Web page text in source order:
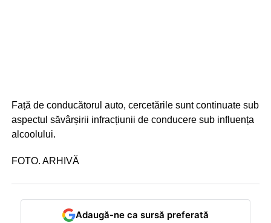
Față de conducătorul auto, cercetările sunt continuate sub
aspectul săvârșirii infracțiunii de conducere sub influența
alcoolului.
FOTO. ARHIVĂ
Adaugă-ne ca sursă preferată